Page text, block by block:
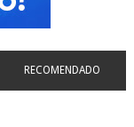
RECOMENDADO